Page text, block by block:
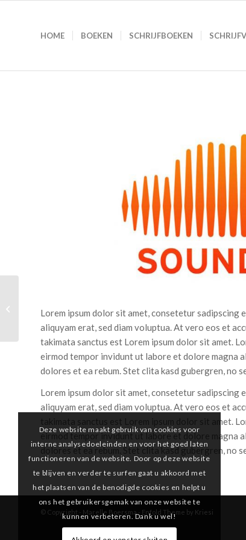
HOME BOEKEN SCHRIJFBOEKEN
Lorem ipsum dolor sit amet, consetetur sadipscing
aliquyam erat, sed diam voluptua. At vero eos et
takimata sanctus est Lorem ipsum dolor sit amet.
eirmod tempor invidunt ut labore et dolore magna
dolores et ea rebum. Stet clita kasd gubergren, no
Lorem ipsum dolor sit amet, consetetur sadipscing
aliquyam erat, sed diam voluptua. At vero eos et
takimata sanctus est Lorem ipsum dolor sit amet.
eirmod tempor invidunt ut labore et dolore magna
dolores et ea rebum. Stet clita kasd gubergren, no
© Copyright - Marelle Boersma - Enfold Theme by Kriesi
Turtle Power
Deze website maakt gebruik van cookies voor
interne analysedoeleinden en voor het goed laten
functioneren van de website. Door op deze website
te blijven en verder te surfen gaat u akkoord met
het plaatsen van de benodigde cookies en helpt u
ons het gebruikersgemak van onze website te
kunnen verbeteren. Dank u wel!